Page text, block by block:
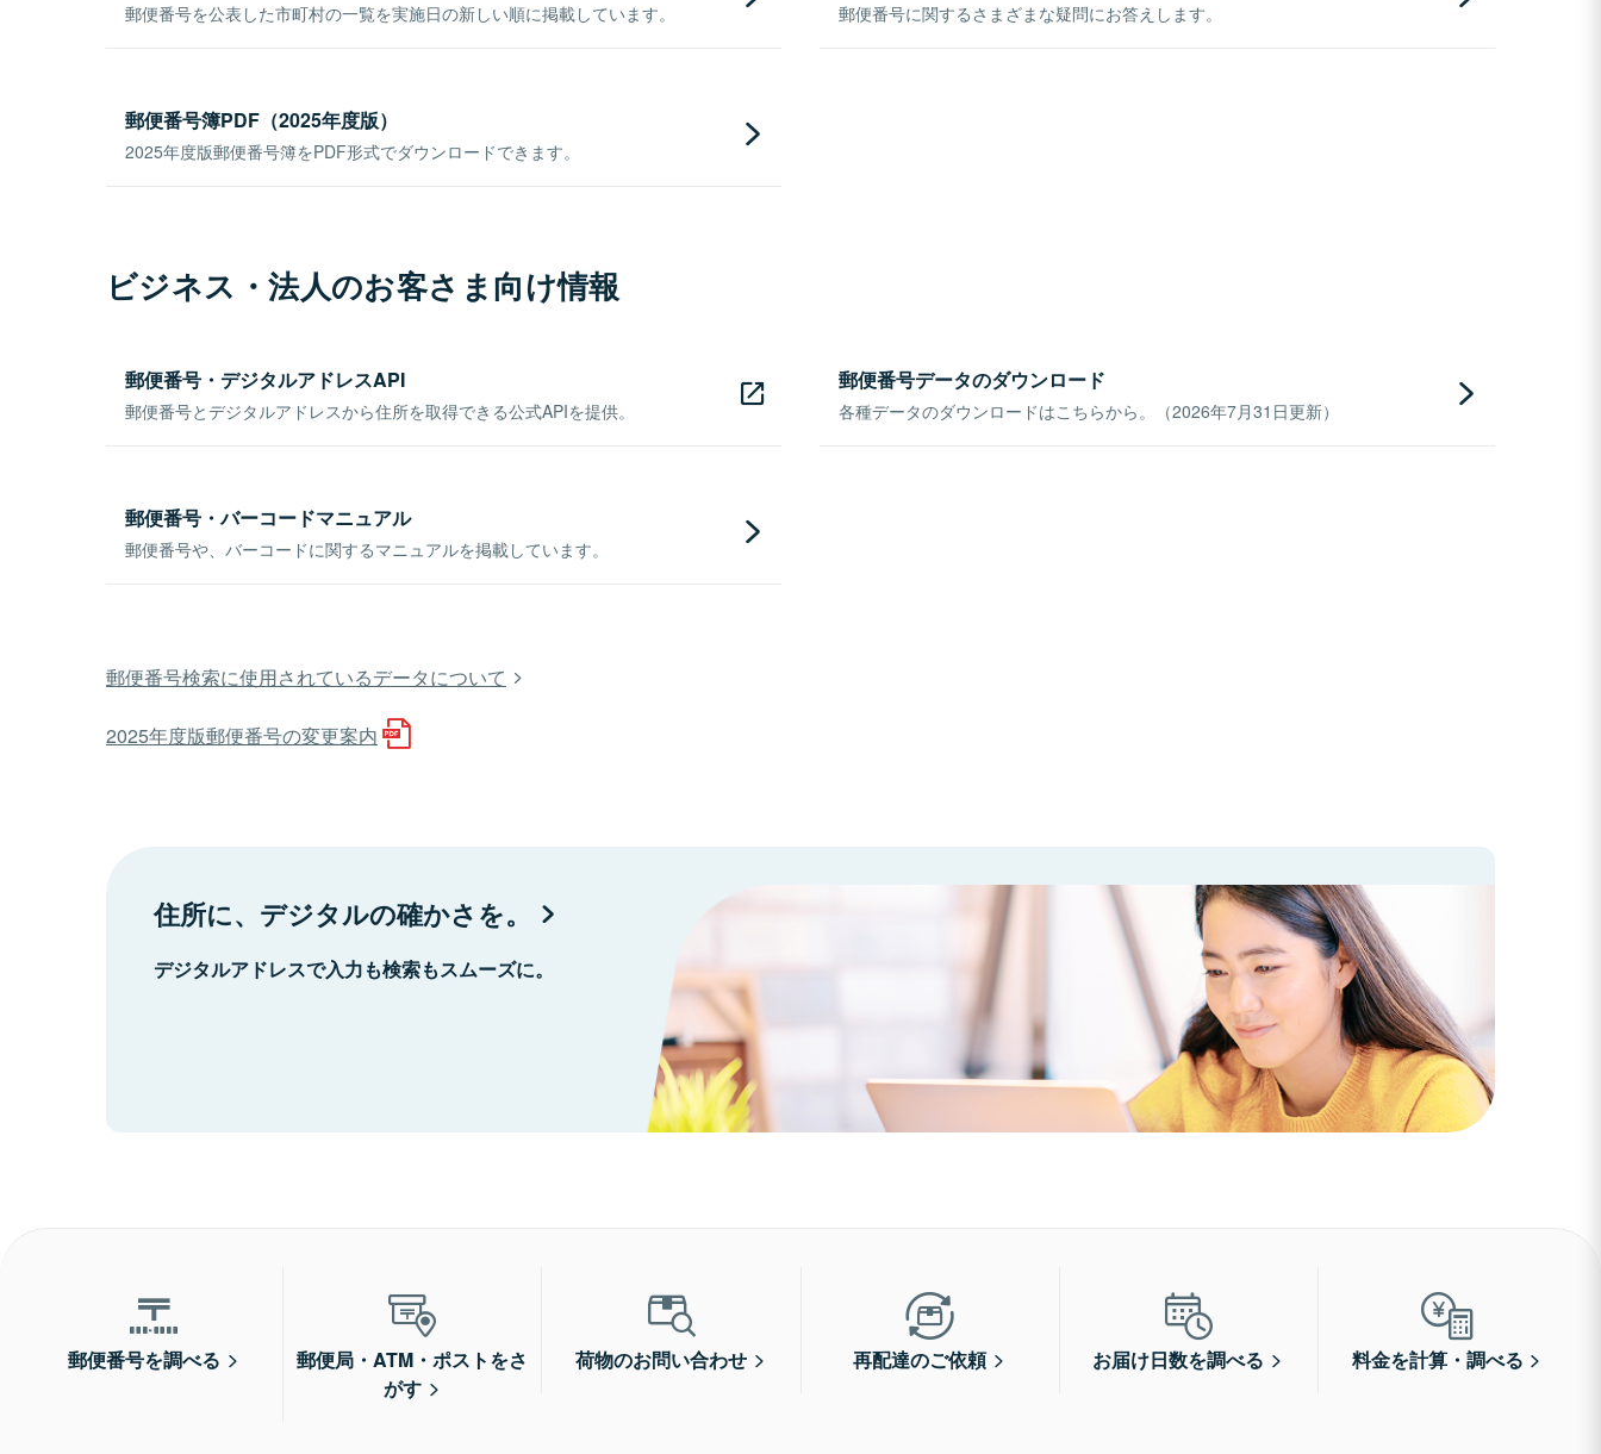
郵便番号を公表した市町村の一覧を実施日の新しい順に掲載しています。 郵便番号に関するさまざまな疑問にお答えします。
郵便番号簿PDF（2025年度版）
2025年度版郵便番号簿をPDF形式でダウンロードできます。
ビジネス・法人のお客さま向け情報
郵便番号・デジタルアドレスAPI
郵便番号とデジタルアドレスから住所を取得できる公式APIを提供。
郵便番号データのダウンロード
各種データのダウンロードはこちらから。（2026年7月31日更新）
郵便番号・バーコードマニュアル
郵便番号や、バーコードに関するマニュアルを掲載しています。
郵便番号検索に使用されているデータについて
2025年度版郵便番号の変更案内
住所に、デジタルの確かさを。
デジタルアドレスで入力も検索もスムーズに。
郵便番号を調べる
郵便局・ATM・ポストをさ
がす
荷物のお問い合わせ 再配達のご依頼 お届け日数を調べる 料金を計算・調べる